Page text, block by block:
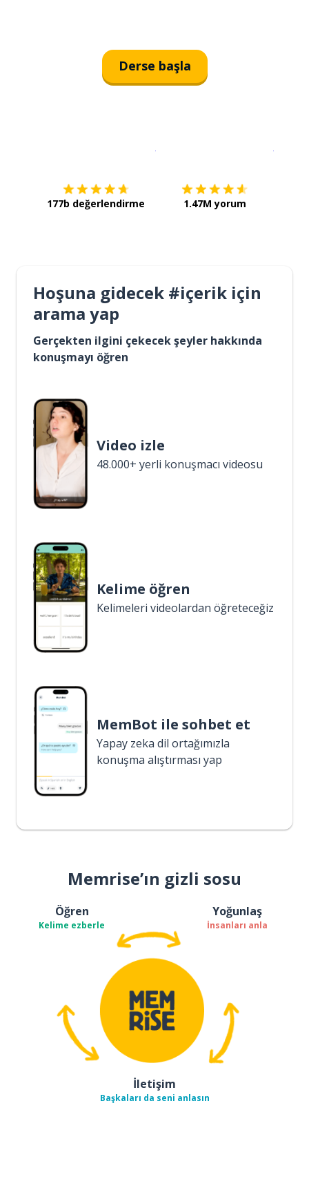
Derse başla
177b değerlendirme 1.47M yorum
Hoşuna gidecek #içerik için
arama yap
Gerçekten ilgini çekecek şeyler hakkında
konuşmayı öğren
Video izle
48.000+ yerli konuşmacı videosu
Kelime öğren
Kelimeleri videolardan öğreteceğiz
MemBot ile sohbet et
Yapay zeka dil ortağımızla
konuşma alıştırması yap
Memrise’ın gizli sosu
Öğren
Kelime ezberle
Yoğunlaş
İnsanları anla
İletişim
Başkaları da seni anlasın